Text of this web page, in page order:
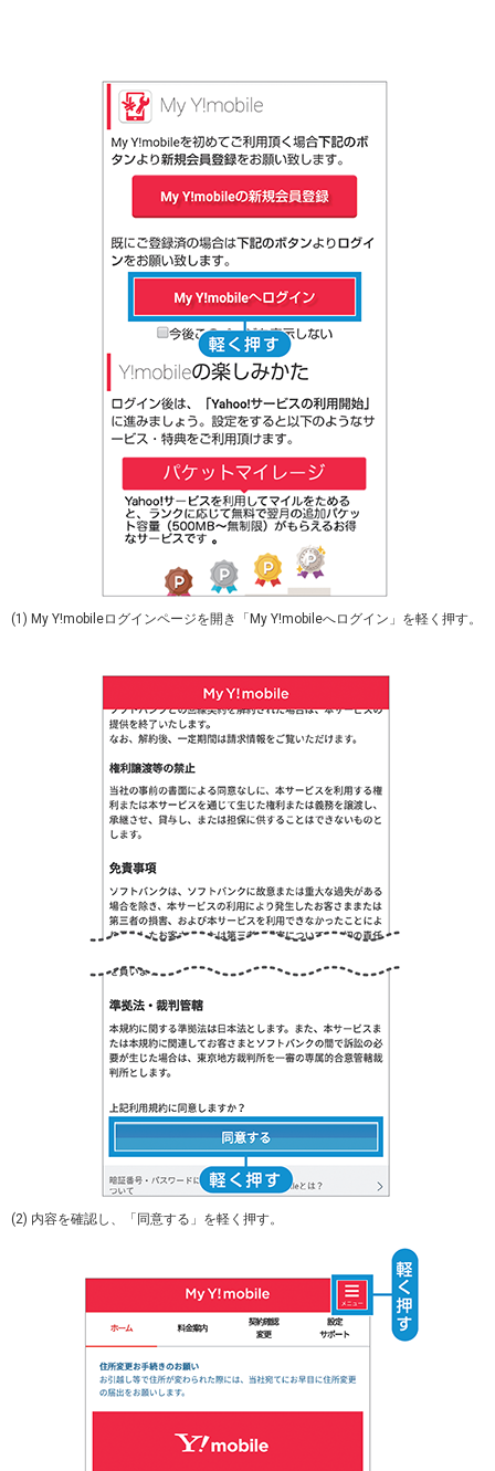
(1) My Y!mobileログインページを開き「My Y!mobileへログイン」を軽く押す。
(2) 内容を確認し、「同意する」を軽く押す。